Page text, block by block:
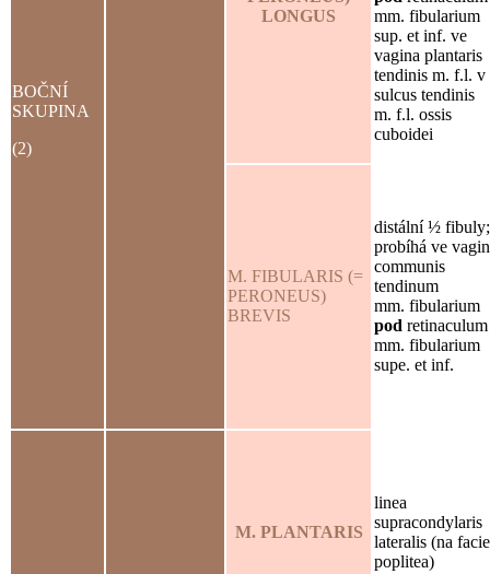
BOČNÍ
SKUPINA
(2)
LONGUS
mm. fibularium
sup. et inf. ve
vagina plantaris
tendinis m. f.l. v
sulcus tendinis
m. f.l. ossis
cuboidei
M. FIBULARIS (=
PERONEUS)
BREVIS
distální ½ fibuly;
probíhá ve
communis
tendinum
mm. fibularium
pod retinaculum
mm. fibularium
supe. et inf.
M. PLANTARIS
linea
supracondylaris
lateralis (na
poplitea)